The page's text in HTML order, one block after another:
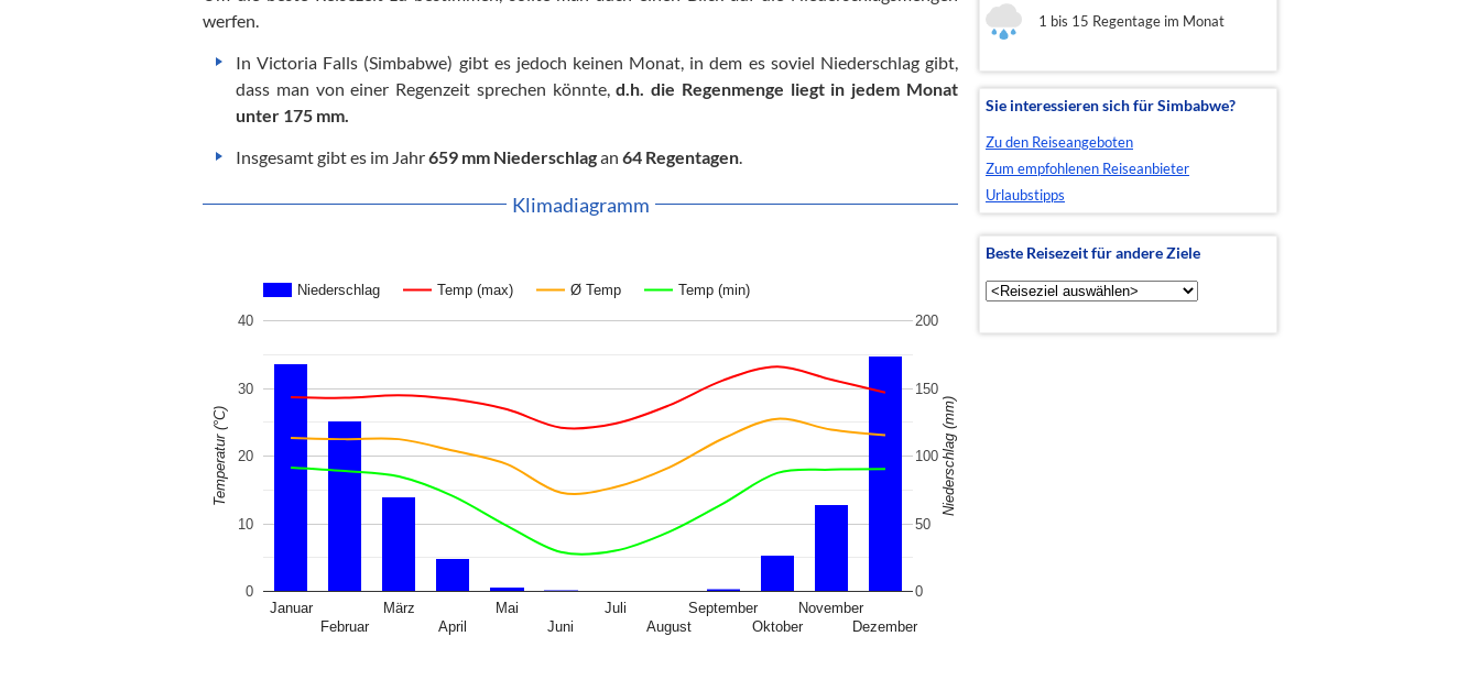
werfen.
In Victoria Falls (Simbabwe) gibt es jedoch keinen Monat, in dem es soviel Niederschlag gibt,
dass man von einer Regenzeit sprechen könnte,d.h. die Regenmenge liegt in jedem Monat
unter 175 mm.
Insgesamt gibt es im Jahr659 mm Niederschlagan 64 Regentagen.
Klimadiagramm
Niederschlag Temp (max) Ø Temp Temp (min)
Januar
Februar
März
April
Mai
Juni
Juli
August
September
Oktober
November
Dezember
0
10
20
30
40
0
50
100
150
200
Temperatur (°C) Niederschlag (mm)
1 bis 15 Regentage im Monat
Sie interessieren sich für Simbabwe?
Zu den Reiseangeboten
Zum empfohlenen Reiseanbieter
Urlaubstipps
Beste Reisezeit für andere Ziele